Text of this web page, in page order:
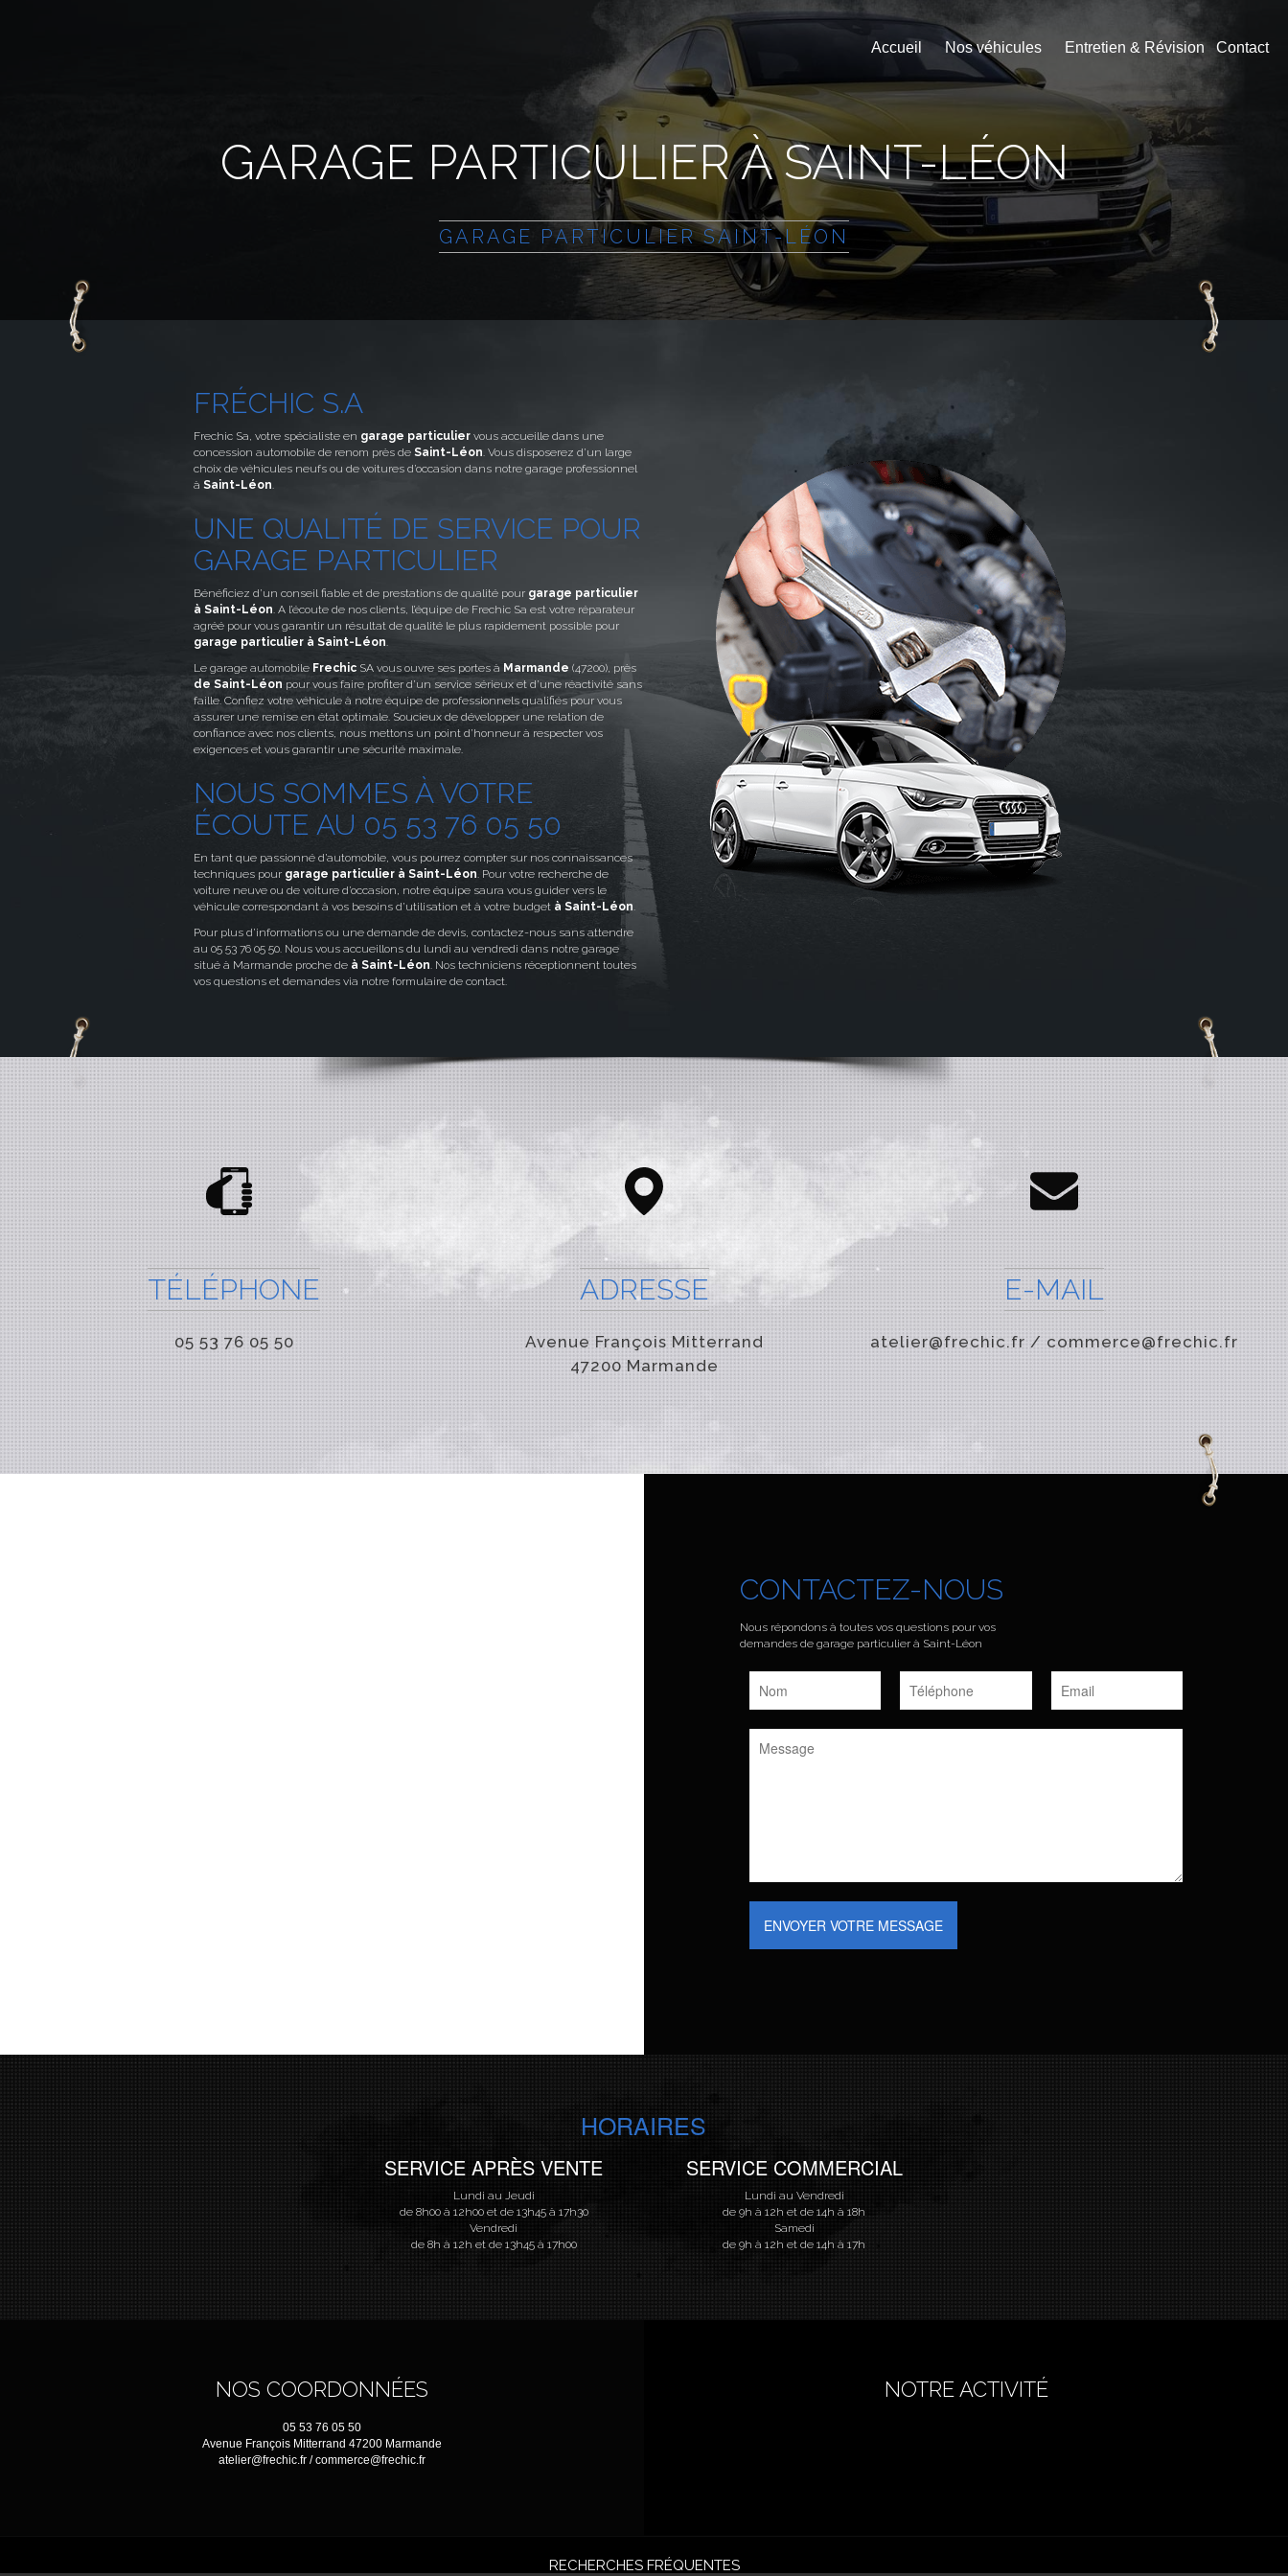
Accueil Nos véhicules Entretien & Révision Contact
GARAGE PARTICULIER À SAINT-LÉON
GARAGE PARTICULIER SAINT-LÉON
FRÉCHICS.A
Frechic Sa, votre spécialiste en garage particuliervous accueille dans une
concession automobile de renom près deSaint-Léon. Vous disposerez d’un large
choix de véhicules neufs ou de voitures d’occasion dans notre garage professionnel
à Saint-Léon.
UNE QUALITÉ DE SERVICE POUR
GARAGE PARTICULIER
Bénéficiez d’un conseil fiable et de prestations de qualité pour garage particulier
à Saint-Léon. A l’écoute de nos clients, l’équipe de Frechic Sa est votre réparateur
agréé pour vous garantir un résultat de qualité le plus rapidement possible pour
garage particulier à Saint-Léon.
Le garage automobile FrechicSA vous ouvre ses portes à Marmande (47200), près
de Saint-Léon pour vous faire profiter d’un service sérieux et d’une réactivité sans
faille. Confiez votre véhicule à notre équipe de professionnels qualifiés pour vous
assurer une remise en état optimale. Soucieux de développer une relation de
confiance avec nos clients, nous mettons un point d’honneur à respecter vos
exigences et vous garantir une sécurité maximale.
NOUS SOMMES À VOTRE
ÉCOUTE AU 05 53 76 05 50
En tant que passionné d’automobile, vous pourrez compter sur nos connaissances
techniques pour garage particulier à Saint-Léon. Pour votre recherche de
voiture neuve ou de voiture d’occasion, notre équipe saura vous guider vers le
véhicule correspondant à vos besoins d’utilisation et à votre budgetà Saint-Léon.
Pour plus d’informations ou une demande de devis, contactez-nous sans attendre
au 05 53 76 05 50. Nous vous accueillons du lundi au vendredi dans notre garage
situé à Marmande proche de à Saint-Léon. Nos techniciens réceptionnent toutes
vos questions et demandes via notre formulaire de contact.
TÉLÉPHONE
05 53 76 05 50
ADRESSE
Avenue François Mitterrand
47200 Marmande
E-MAIL
atelier@frechic.fr / commerce@frechic.fr
CONTACTEZ-NOUS
Nous répondons à toutes vos questions pour vos
demandes de garage particulier à Saint-Léon
ENVOYER VOTRE MESSAGE
HORAIRES
SERVICE APRÈS VENTE
Lundi au Jeudi
de 8h00 à 12h00 et de 13h45 à 17h30
Vendredi
de 8h à 12h et de 13h45 à 17h00
SERVICE COMMERCIAL
Lundi au Vendredi
de 9h à 12h et de 14h à 18h
Samedi
de 9h à 12h et de 14h à 17h
NOS COORDONNÉES
05 53 76 05 50
Avenue François Mitterrand 47200 Marmande
atelier@frechic.fr / commerce@frechic.fr
NOTRE ACTIVITÉ
RECHERCHES FRÉQUENTES